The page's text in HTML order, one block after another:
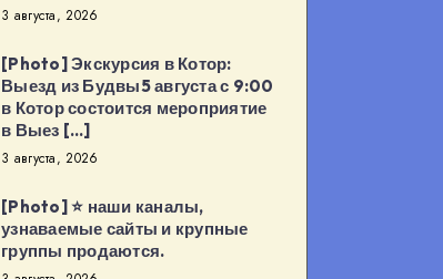
3 августа, 2026
[Photo] Экскурсия в Котор:
Выезд из Будвы5 августа с 9:00
в Котор состоится мероприятие
в Выез […]
3 августа, 2026
[Photo] ⭐️ наши каналы,
узнаваемые сайты и крупные
группы продаются.